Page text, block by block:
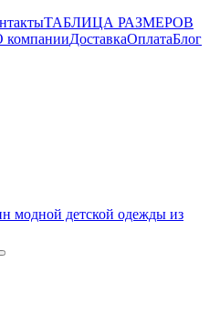
ТАБЛИЦА РАЗМЕРОВ
компанииДоставкаОплатаБлог